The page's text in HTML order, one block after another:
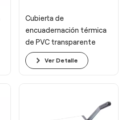
Cubierta de
encuadernación térmica
de PVC transparente
mate A4
Ver Detalle